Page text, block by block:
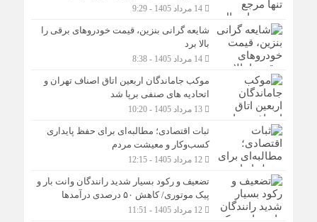
14 مرداد 1405 - 9:29
شایعه گرانی بنزین، قیمت خودروهای برقی را
بالا برد
14 مرداد 1405 - 8:38
موکب جاماندگان اربعین اتاق اصناف تهران و
اتحادیه های صنفی برپا شد
13 مرداد 1405 - 10:20
ثبات اقتصادی؛ مطالبه‌ای برای حفظ پایداری
کسب‌وکار و معیشت مردم
12 مرداد 1405 - 12:15
تضعیف و رکود بسیار شدید رانندگان وانت بار و
پیک موتوری/ کاهش ۵۰ درصدی درآمدها
12 مرداد 1405 - 11:51